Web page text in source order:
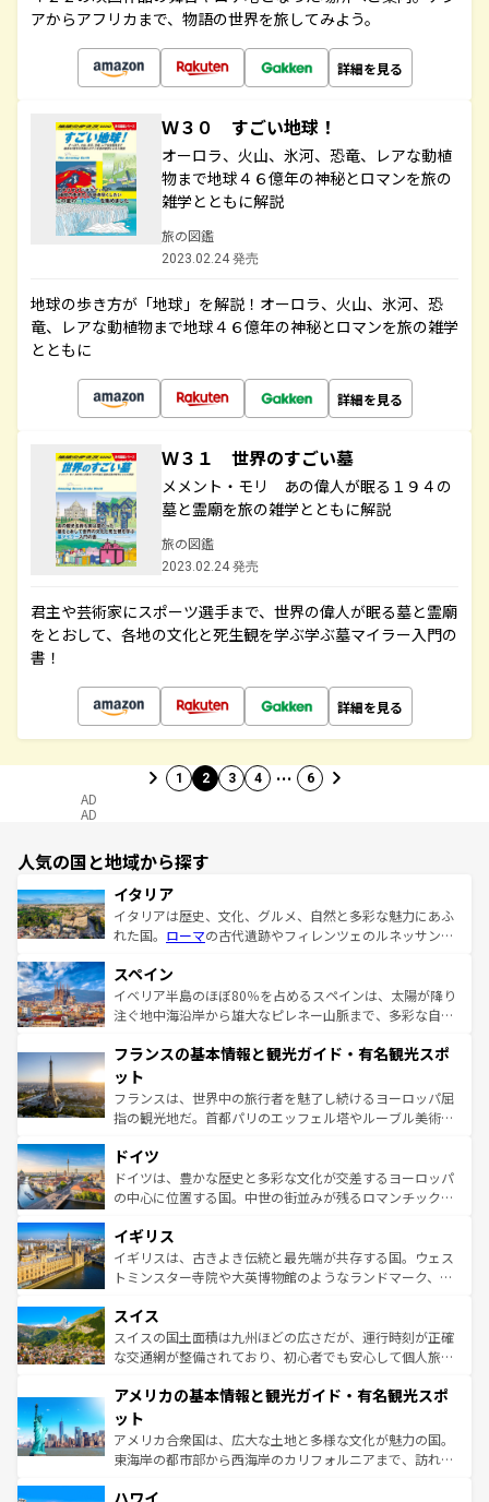
アからアフリカまで、物語の世界を旅してみよう。
詳細を見る
Ｗ３０ すごい地球！
オーロラ、火山、氷河、恐竜、レアな動植
物まで地球４６億年の神秘とロマンを旅の
雑学とともに解説
旅の図鑑
2023.02.24 発売
地球の歩き方が「地球」を解説！オーロラ、火山、氷河、恐
竜、レアな動植物まで地球４６億年の神秘とロマンを旅の雑学
とともに
詳細を見る
Ｗ３１ 世界のすごい墓
メメント・モリ あの偉人が眠る１９４の
墓と霊廟を旅の雑学とともに解説
旅の図鑑
2023.02.24 発売
君主や芸術家にスポーツ選手まで、世界の偉人が眠る墓と霊廟
をとおして、各地の文化と死生観を学ぶ学ぶ墓マイラー入門の
書！
詳細を見る
1 2 3 4 … 6
AD
AD
人気の国と地域から探す
イタリア
イタリアは歴史、文化、グルメ、自然と多彩な魅力にあふ
れた国。 ローマの古代遺跡やフィレンツェのルネッサンス
ろん、トスカーナの美しい田園風景やアマルフィ海岸の絶
景など、自然景観も見逃せない。観光の合間には、本場の
ピザやパスタなど、絶品のイタリア料理を堪能することも
ませてくれるイタリアで、忘れられない旅をしてみよう！
なお、新着のイタリア情報は
しい。
スペイン
イベリア半島のほぼ80％を占めるスペインは、太陽が降り
注ぐ地中海沿岸から雄大なピレネー山脈まで、多彩な自然
文化が根付くこの国では、情熱的なフラメンコ、熱気あふ
れる闘牛、そして美味しいタパスが生活の一部となってい
る。首都マドリードの洗練された雰囲気や、バルセロナの
アートに溢れた街角から、地方では古代ローマ遺跡や中世
せる。地方によって風土や気候が異なるスペインはその個
性で訪れる人を魅了する。 なお、新着のスペイン情報は コ
ンテンツ一覧を参照してほしい。
フランスの基本情報と観光ガイド・有名観光スポ
ット
フランスは、世界中の旅行者を魅了し続けるヨーロッパ屈
指の観光地だ。首都パリのエッフェル塔やルーブル美術館
で、幅広い魅力が詰まっている。華麗な宮殿、歴史的な大
聖堂、美しいビーチ、そして豊かな自然が、訪れる者を心
から魅了する。また、フランスは美食の国としても知ら
いる。シャンパンの発祥地であるランス、プロヴァンスの
香り高いラベンダー畑など、多彩な楽しみ方が可能だ。さ
らに、パリ以外の地域にも魅力が溢れており、どの街角に
れる地方に足を運ぶとそれぞれで全く異なる文化を体験で
きるだろう。 なお、新着のフランス情報はコンテンツ一覧
を参照してほしい。
ドイツ
ドイツは、豊かな歴史と多彩な文化が交差するヨーロッパ
の中心に位置する国。中世の街並みが残るロマンチック街
顔を持つこの国は、どこを歩いても飽きることがない。ベ
ルリンの文化的活気、バイエルン州のアルプスの絶景、そ
してライン川沿いのワイン畑といった風景は必見。ビール
は、お酒好きな人にはぜひ体験してほしい。 なお、新着の
ドイツ情報はコンテンツ一覧を参照してほしい。
イギリス
イギリスは、古きよき伝統と最先端が共存する国。ウェス
トミンスター寺院や大英博物館のようなランドマーク、歴
リアごとに異なる魅力がある。また、優雅なアフタヌーン
ティー、ビール好きにはたまらない英国パブ、サッカー観
戦など、本場だからこそできる体験も豊富。イギリスを旅
ンツ一覧を参照してほしい。
スイス
スイスの国土面積は九州ほどの広さだが、運行時刻が正確
な交通網が整備されており、初心者でも安心して個人旅行
の建物がそのまま残る町や、スイスならではのユニークな
博物館もあり、アルプス観光だけでなく町歩きも満喫する
ことができる。国民の所得が高いため物価も高いが、旅行
者向けの交通パス提供のサービスもあり、うまく活用すれ
着のスイス情報は
アメリカの基本情報と観光ガイド・有名観光スポ
ット
アメリカ合衆国は、広大な土地と多様な文化が魅力の国。
東海岸の都市部から西海岸のカリフォルニアまで、訪れる
のような巨大都市は、観光、ショッピング、エンターテイ
ハワイ